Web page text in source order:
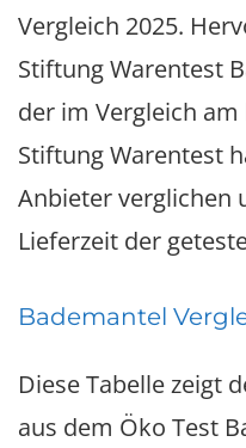
Vergleich 2025.
Stiftung Warentest
der im Vergleich
Stiftung Warentest
Anbieter verglichen
Lieferzeit der
Bademantel
Diese Tabelle zeigt
aus dem Öko Test